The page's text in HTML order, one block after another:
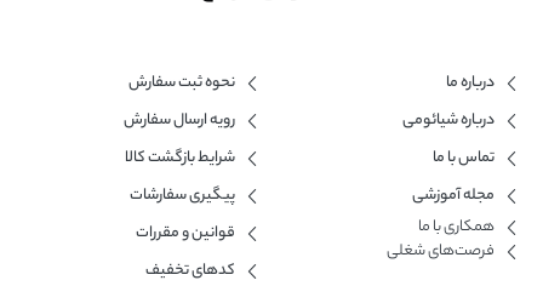
درباره ما
درباره شیائومی
تماس با ما
مجله آموزشی
همکاری با ما​
فرصت‌های شغلی
نحوه ثبت سفارش
رویه ارسال سفارش
شرایط بازگشت کالا
پیگیری سفارشات
قوانین و مقررات
کدهای تخفیف